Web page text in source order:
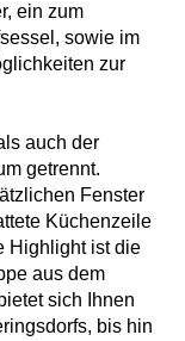
ein zum
sowie im
zur
auch der
getrennt.
Fenster
Küchenzeile
Highlight ist die
aus dem
sich Ihnen
bis hin